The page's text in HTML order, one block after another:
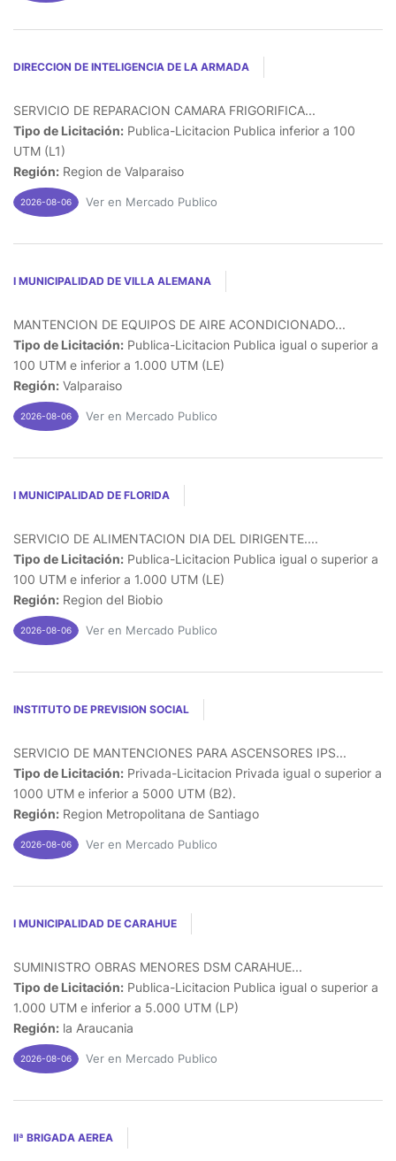
DIRECCION DE INTELIGENCIA DE LA ARMADA
SERVICIO DE REPARACION CAMARA FRIGORIFICA...
Tipo de Licitación: Publica-Licitacion Publica inferior a 100
UTM (L1)
Región: Region de Valparaiso
2026-08-06 Ver en Mercado Publico
I MUNICIPALIDAD DE VILLA ALEMANA
MANTENCION DE EQUIPOS DE AIRE ACONDICIONADO...
Tipo de Licitación: Publica-Licitacion Publica igual o superior a
100 UTM e inferior a 1.000 UTM (LE)
Región: Valparaiso
2026-08-06 Ver en Mercado Publico
I MUNICIPALIDAD DE FLORIDA
SERVICIO DE ALIMENTACION DIA DEL DIRIGENTE....
Tipo de Licitación: Publica-Licitacion Publica igual o superior a
100 UTM e inferior a 1.000 UTM (LE)
Región: Region del Biobio
2026-08-06 Ver en Mercado Publico
INSTITUTO DE PREVISION SOCIAL
SERVICIO DE MANTENCIONES PARA ASCENSORES IPS...
Tipo de Licitación: Privada-Licitacion Privada igual o superior a
1000 UTM e inferior a 5000 UTM (B2).
Región: Region Metropolitana de Santiago
2026-08-06 Ver en Mercado Publico
I MUNICIPALIDAD DE CARAHUE
SUMINISTRO OBRAS MENORES DSM CARAHUE...
Tipo de Licitación: Publica-Licitacion Publica igual o superior a
1.000 UTM e inferior a 5.000 UTM (LP)
Región: la Araucania
2026-08-06 Ver en Mercado Publico
IIª BRIGADA AEREA